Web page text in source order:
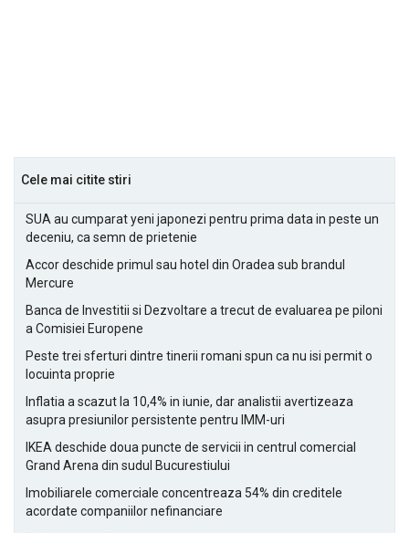
Cele mai citite stiri
SUA au cumparat yeni japonezi pentru prima data in peste un
deceniu, ca semn de prietenie
Accor deschide primul sau hotel din Oradea sub brandul
Mercure
Banca de Investitii si Dezvoltare a trecut de evaluarea pe piloni
a Comisiei Europene
Peste trei sferturi dintre tinerii romani spun ca nu isi permit o
locuinta proprie
Inflatia a scazut la 10,4% in iunie, dar analistii avertizeaza
asupra presiunilor persistente pentru IMM-uri
IKEA deschide doua puncte de servicii in centrul comercial
Grand Arena din sudul Bucurestiului
Imobiliarele comerciale concentreaza 54% din creditele
acordate companiilor nefinanciare